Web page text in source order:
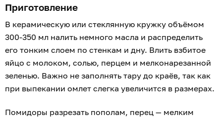
Приготовление
В керамическую или стеклянную кружку объёмом
300-350 мл налить немного масла и распределить
его тонким слоем по стенкам и дну. Влить взбитое
яйцо с молоком, солью, перцем и мелконарезанной
зеленью. Важно не заполнять тару до краёв, так как
при выпекании омлет слегка увеличится в размерах.
Помидоры разрезать пополам, перец — мелким